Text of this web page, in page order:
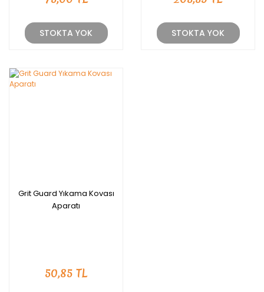
STOKTA YOK STOKTA YOK
Grit Guard Yıkama Kovası
Aparatı
50,85 TL